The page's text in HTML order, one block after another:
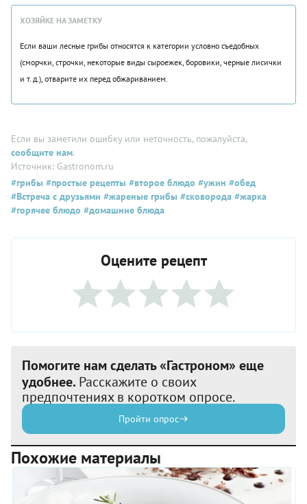
ХОЗЯЙКЕ НА ЗАМЕТКУ
Если ваши лесные грибы относятся к категории условно съедобных
(сморчки, строчки, некоторые виды сыроежек, боровики, черные лисички
и т. д.), отварите их перед обжариванием.
Если вы заметили ошибку или неточность, пожалуйста,
сообщите нам.
Источник: Gastronom.ru
#грибы #простые рецепты #второе блюдо #ужин #обед
#Встреча с друзьями #жареные грибы #сковорода #жарка
#горячее блюдо #домашние блюда
Оцените рецепт
Помогите нам сделать «Гастроном» еще
удобнее. Расскажите о своих
предпочтениях в коротком опросе.
Пройти опрос
Похожие материалы